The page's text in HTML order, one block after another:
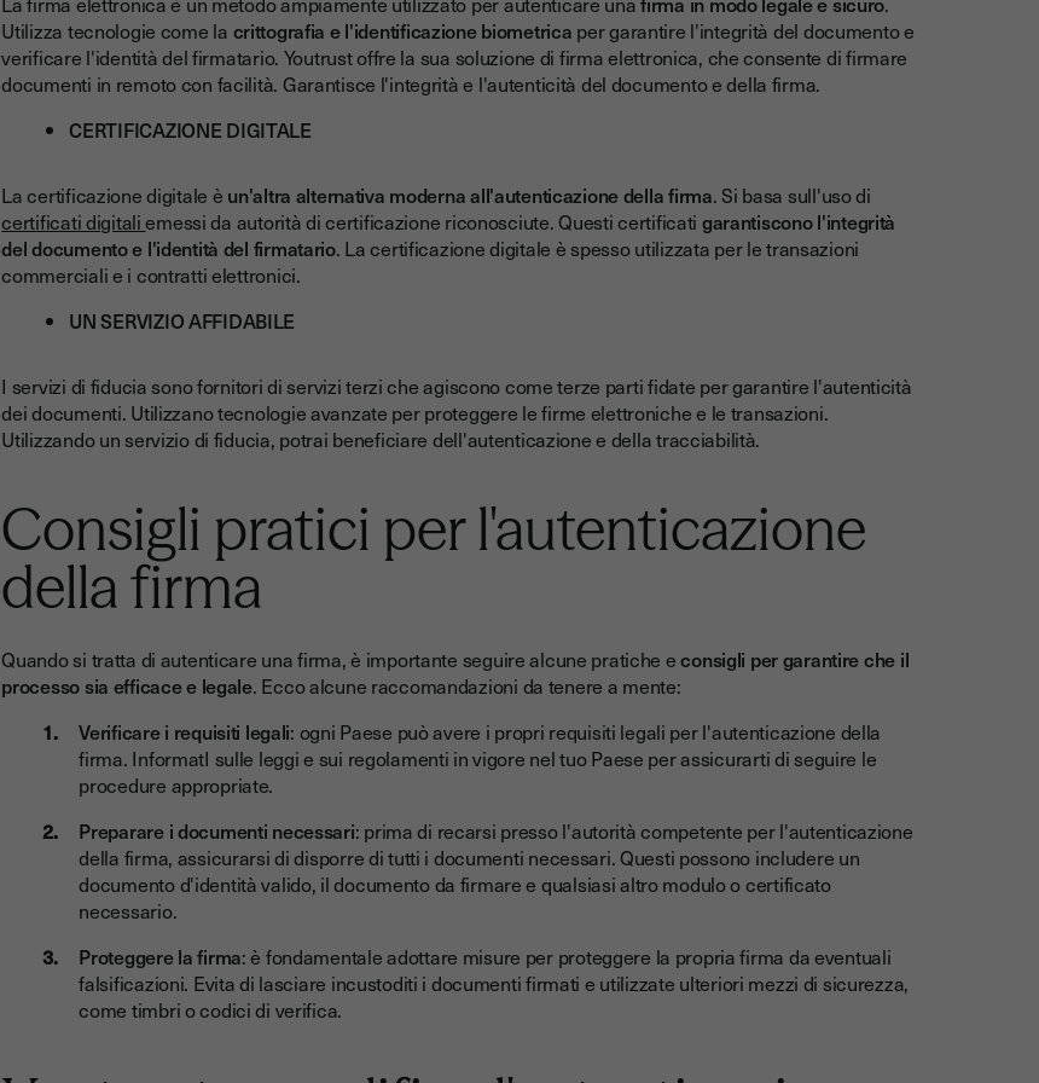
Utilizza tecnologie come la crittografia e l'identificazione biometrica per garantire l'integrità del documento e
verificare l'identità del firmatario. Youtrust offre la sua soluzione di firma elettronica, che consente di firmare
documenti in remoto con facilità. Garantisce l'integrità e l'autenticità del documento e della firma.
CERTIFICAZIONE DIGITALE
La certificazione digitale è un'altra alternativa moderna all'autenticazione della firma. Si basa sull'uso di
certificati digitaliemessi da autorità di certificazione riconosciute. Questi certificati garantiscono l'integrità
del documento e l'identità del firmatario. La certificazione digitale è spesso utilizzata per le transazioni
commerciali e i contratti elettronici.
UN SERVIZIO AFFIDABILE
I servizi di fiducia sono fornitori di servizi terzi che agiscono come terze parti fidate per garantire l'autenticità
dei documenti. Utilizzano tecnologie avanzate per proteggere le firme elettroniche e le transazioni.
Utilizzando un servizio di fiducia, potrai beneficiare dell'autenticazione e della tracciabilità.
Consigli pratici per l'autenticazione
della firma
Quando si tratta di autenticare una firma, è importante seguire alcune pratiche econsigli per garantire che il
processo sia efficace e legale. Ecco alcune raccomandazioni da tenere a mente:
Verificare i requisiti legali: ogni Paese può avere i propri requisiti legali per l'autenticazione della
firma. InformatI sulle leggi e sui regolamenti in vigore nel tuo Paese per assicurarti di seguire le
procedure appropriate.
Preparare i documenti necessari: prima di recarsi presso l'autorità competente per l'autenticazione
della firma, assicurarsi di disporre di tutti i documenti necessari. Questi possono includere un
documento d'identità valido, il documento da firmare e qualsiasi altro modulo o certificato
necessario.
Proteggere la firma: è fondamentale adottare misure per proteggere la propria firma da eventuali
falsificazioni. Evita di lasciare incustoditi i documenti firmati e utilizzate ulteriori mezzi di sicurezza,
come timbri o codici di verifica.